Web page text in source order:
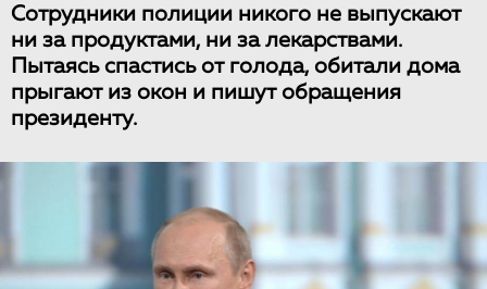
Сотрудники полиции никого не выпускают
ни за продуктами, ни за лекарствами.
Пытаясь спастись от голода, обитали дома
прыгают из окон и пишут обращения
президенту.